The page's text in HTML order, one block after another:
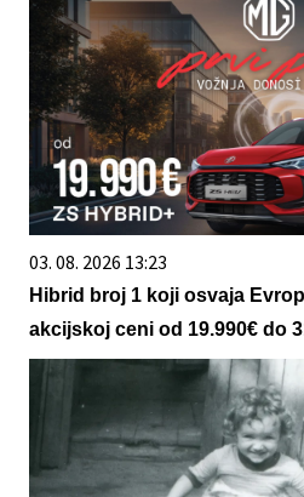
03. 08. 2026 13:23
Hibrid broj 1 koji osvaja
akcijskoj ceni od 19.990€ do